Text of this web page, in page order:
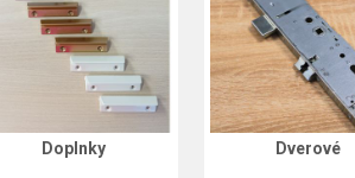
Doplnky Dverové